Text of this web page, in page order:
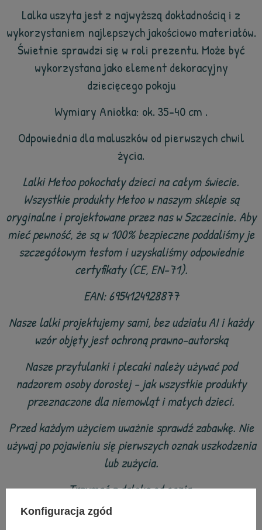
Lalka uszyta jest z najwyższą dokładnością i z
wykorzystaniem najlepszych jakościowo materiałów.
Świetnie sprawdzi się w roli prezentu. Może być
wykorzystana jako element dekoracyjny
dziecięcego pokoju
Wymiary Aniołka: ok. 35-40 cm .
Odpowiednia dla maluszków od pierwszych chwil
życia.
Lalki Metoo pokochały dzieci na całym świecie.
Wszystkie produkty Metoo w naszym sklepie są
oryginalne i projektowane przez nas w Szczecinie. Aby
mieć pewność, że są w 100% bezpieczne poddaliśmy je
szczegółowym testom i uzyskaliśmy odpowiednie
certyfikaty (CE, EN-71).
EAN: 6954124928877
Nasze lalki projektujemy sami, bez udziału AI i każdy
wzór objęty jest ochroną prawno-autorską
Nasze przytulanki i plecaki należy używać pod
nadzorem osoby dorosłej - jak wszystkie produkty
przeznaczone dla niemowląt i małych dzieci.
Przed każdym użyciem uważnie sprawdź zabawkę. Nie
używaj po pojawieniu się pierwszych oznak uszkodzenia
lub zużycia.
Trzymać z daleka od ognia.
Konfiguracja zgód